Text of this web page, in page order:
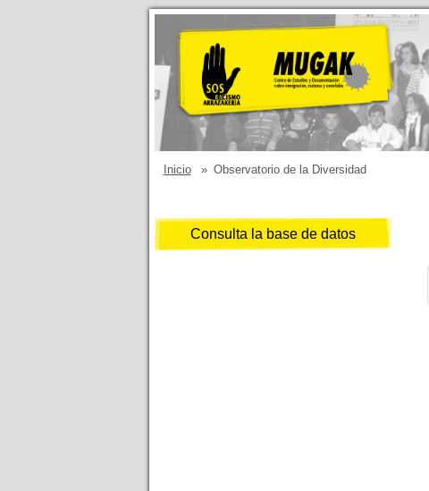
Inicio » Observatorio de la Diversidad
Consulta la base de datos